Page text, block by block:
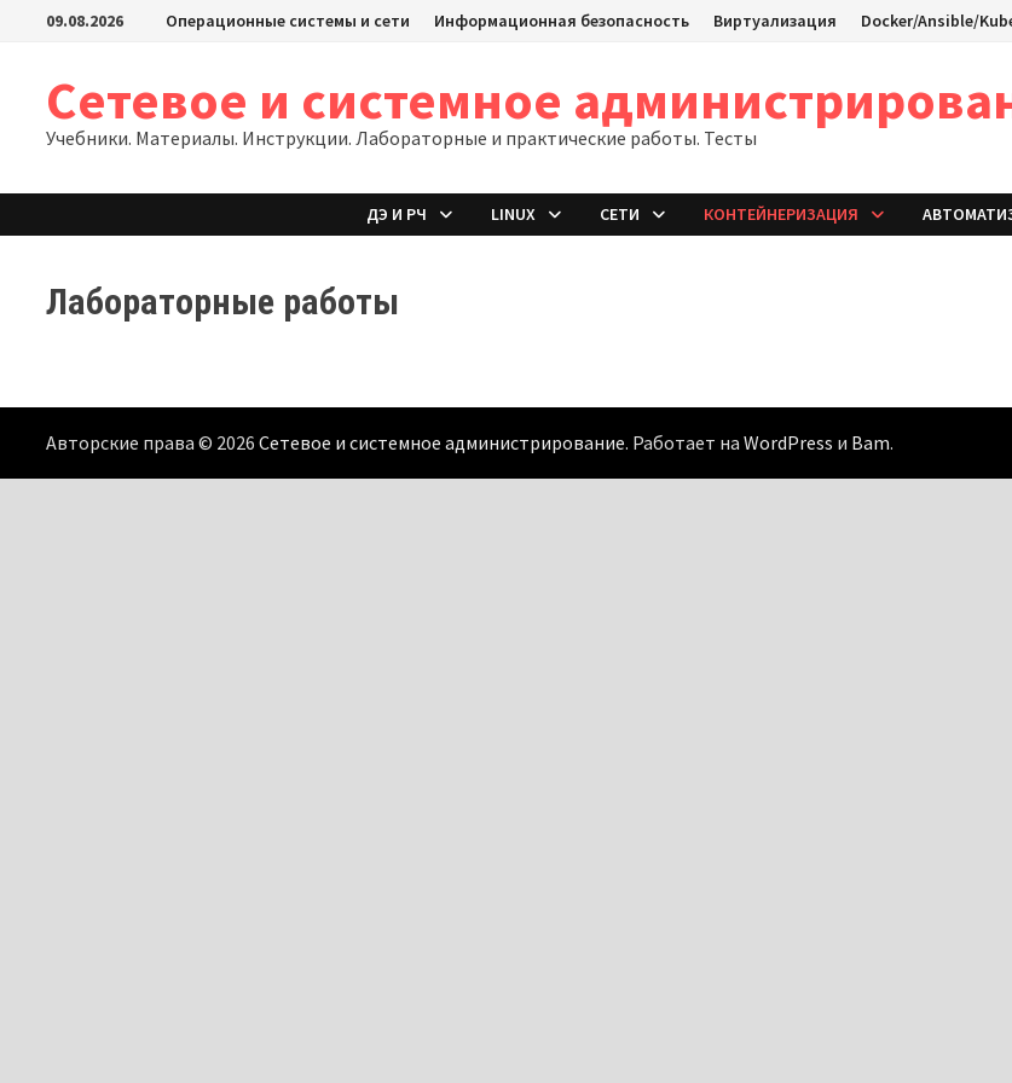
Перейти09.08.2026 Операционные системы и сети Информационная безопасность Виртуализация Docker/Ansible/
Сетевое и системное
Учебники. Материалы. Инструкции. Лабораторные и практические работы. Тесты
ДЭ И РЧ LINUX СЕТИ КОНТЕЙНЕРИЗАЦИЯ
Лабораторные работы
Авторские права © 2026Сетевое и системное администрирование. Работает наWordPress и Bam.